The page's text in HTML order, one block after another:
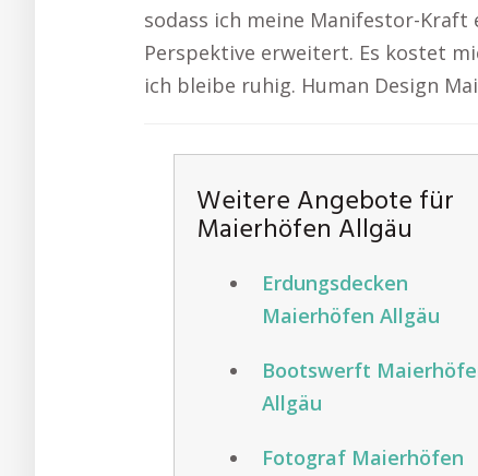
sodass ich meine Manifestor-
Perspektive erweitert. Es kostet
ich bleibe ruhig. Human Design
Weitere Angebote für
Maierhöfen Allgäu
Erdungsdecken
Maierhöfen Allgäu
Bootswerft
Allgäu
Fotograf Maierhöfen